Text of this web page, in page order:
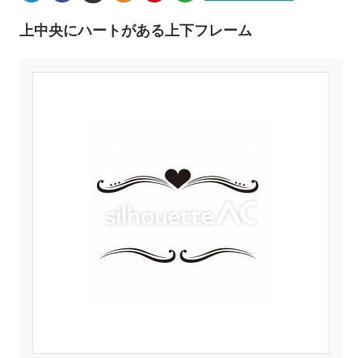
上中央にハートがある上下フレーム